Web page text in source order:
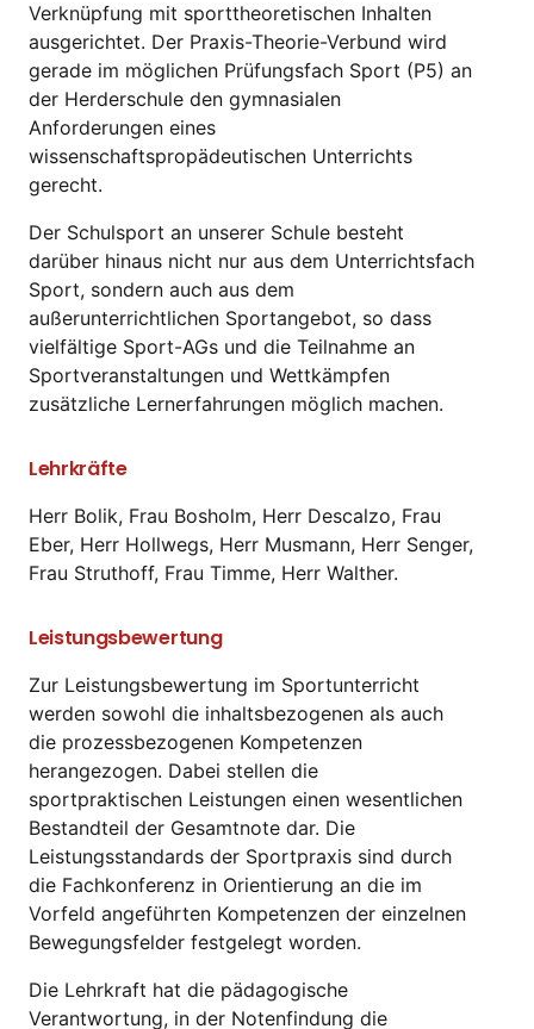
Verknüpfung mit sporttheoretischen Inhalten
ausgerichtet. Der Praxis-Theorie-Verbund wird
gerade im möglichen Prüfungsfach Sport (P5) an
der Herderschule den gymnasialen
Anforderungen eines
wissenschaftspropädeutischen Unterrichts
gerecht.
Der Schulsport an unserer Schule besteht
darüber hinaus nicht nur aus dem Unterrichtsfach
Sport, sondern auch aus dem
außerunterrichtlichen Sportangebot, so dass
vielfältige Sport-AGs und die Teilnahme an
Sportveranstaltungen und Wettkämpfen
zusätzliche Lernerfahrungen möglich machen.
Lehrkräfte
Herr Bolik, Frau Bosholm, Herr Descalzo, Frau
Eber, Herr Hollwegs, Herr Musmann, Herr Senger,
Frau Struthoff, Frau Timme, Herr Walther.
Leistungsbewertung
Zur Leistungsbewertung im Sportunterricht
werden sowohl die inhaltsbezogenen als auch
die prozessbezogenen Kompetenzen
herangezogen. Dabei stellen die
sportpraktischen Leistungen einen wesentlichen
Bestandteil der Gesamtnote dar. Die
Leistungsstandards der Sportpraxis sind durch
die Fachkonferenz in Orientierung an die im
Vorfeld angeführten Kompetenzen der einzelnen
Bewegungsfelder festgelegt worden.
Die Lehrkraft hat die pädagogische
Verantwortung, in der Notenfindung die